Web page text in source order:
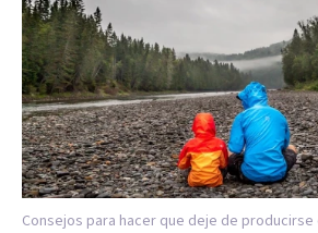
Consejos para hacer que deje de